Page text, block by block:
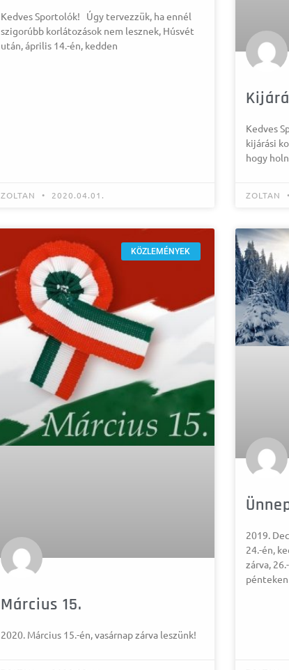
Kedves Sportolók! Úgy tervezzük, ha ennél
szigorúbb korlátozások nem lesznek, Húsvét
után, április 14.-én, kedden
ZOLTAN 2020.04.01.
Kedves
kijárási
hogy
ZOLTAN
KÖZLEMÉNYEK
Március 15.
2020. Március 15.-én, vasárnap zárva leszünk!
2019.
24.-én,
zárva,
pénteken